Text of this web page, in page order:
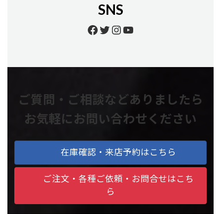
SNS
Facebook
Twitter
Instagram
YouTube
ご質問・ご相談などありましたら
お気軽にお問い合わせください
在庫確認・来店予約はこちら
ご注文・各種ご依頼・お問合せはこち
ら